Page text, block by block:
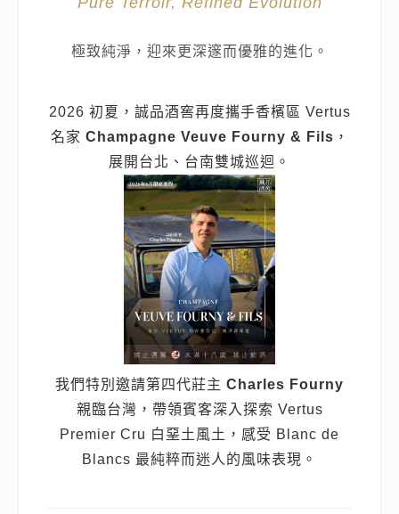
極致純淨，迎來更深邃而優雅的進化。
2026 初夏，誠品酒窖再度攜手香檳區 Vertus
名家 Champagne Veuve Fourny & Fils ，
展開台北、台南雙城巡迴。
我們特別邀請第四代莊主 Charles Fourny
親臨台灣，帶領賓客深入探索 Vertus
Premier Cru 白堊土風土，感受 Blanc de
Blancs 最純粹而迷人的風味表現。